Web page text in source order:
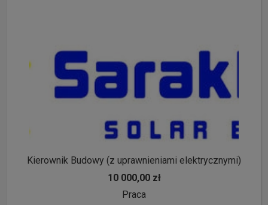
Kierownik Budowy (z uprawnieniami elektrycznymi)
10 000,00 zł
Praca